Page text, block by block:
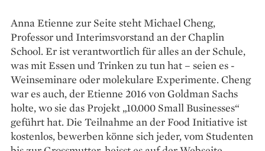
Anna Etienne zur Seite steht Michael Cheng,
Professor und Interimsvorstand an der Chaplin
School. Er ist verantwortlich für alles an der Schule,
was mit Essen und ­Trinken zu tun hat – seien es ­
Weinseminare oder molekulare Experimente. Cheng
war es auch, der Etienne 2016 von Goldman Sachs
holte, wo sie das Projekt „10.000 Small Businesses“
geführt hat. Die Teilnahme an der Food Initiative ist
kostenlos, bewerben könne sich jeder, vom Studenten